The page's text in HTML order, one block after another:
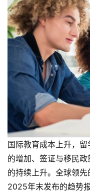
国际教育成本上升，
的增加、签证与移民
的持续上升。全球领
2025年末发布的趋势